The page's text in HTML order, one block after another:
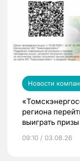
Новости
региона
выиграть призы
09:10 / 03.08.26